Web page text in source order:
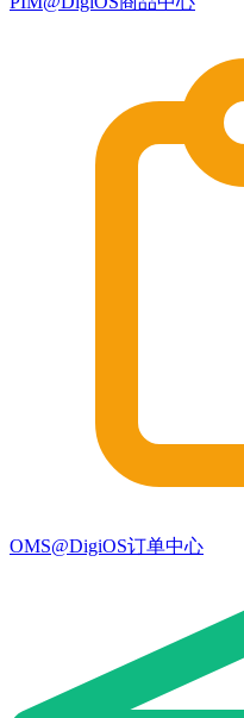
OMS@DigiOS订单中心